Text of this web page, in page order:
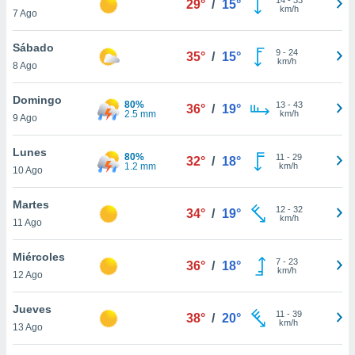
más
nuestra
y
de
disponible
cookies
aceptar
7 Ago
29° / 15°
km/h
Sábado
8 Ago
35° / 15° 9- 24
km/h
Domingo
9 Ago
80%
2.5 mm
36° / 19° 13- 43
km/h
Lunes
10 Ago
80%
1.2 mm
32° / 18° 11 - 29
km/h
Martes
11 Ago
34° / 19° 12- 32
km/h
Miércoles
12 Ago
36° / 18° 7- 23
km/h
Jueves
13 Ago
38° / 20° 11 - 39
km/h